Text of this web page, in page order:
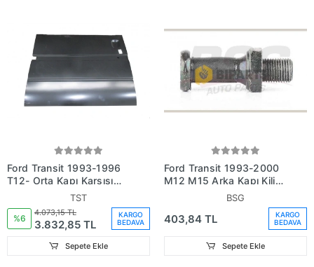
Ford Transit 1993-1996
T12- Orta Kapı Karşısı
Sacı Yarım (Oem No:
864-2522)
TST
%6
4.073,15 TL
3.832,85 TL
KARGO
BEDAVA
Sepete Ekle
Ford Transit 1993-2000
M12 M15 Arka Kapı Kilit
Pimi Sol Çift (Oem
BSG
403,84 TL
KARGO
BEDAVA
Sepete Ekle